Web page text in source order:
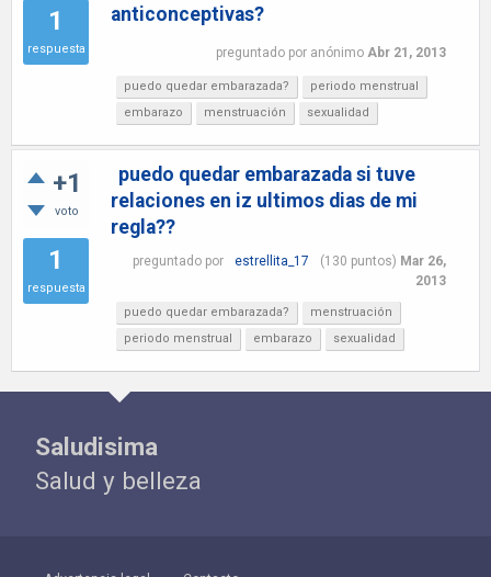
1
respuesta
anticonceptivas?
preguntado por anónimo Abr 21, 2013
puedo quedar embarazada?
periodo menstrual
embarazo
menstruación sexualidad
+1
voto
1
respuesta
puedo quedar embarazada si tuve
relaciones en iz ultimos dias de mi
regla??
preguntado por estrellita_17 (130 puntos) Mar 26,
2013
puedo quedar embarazada?
menstruación
periodo menstrual
embarazo sexualidad
Saludisima
Salud y belleza